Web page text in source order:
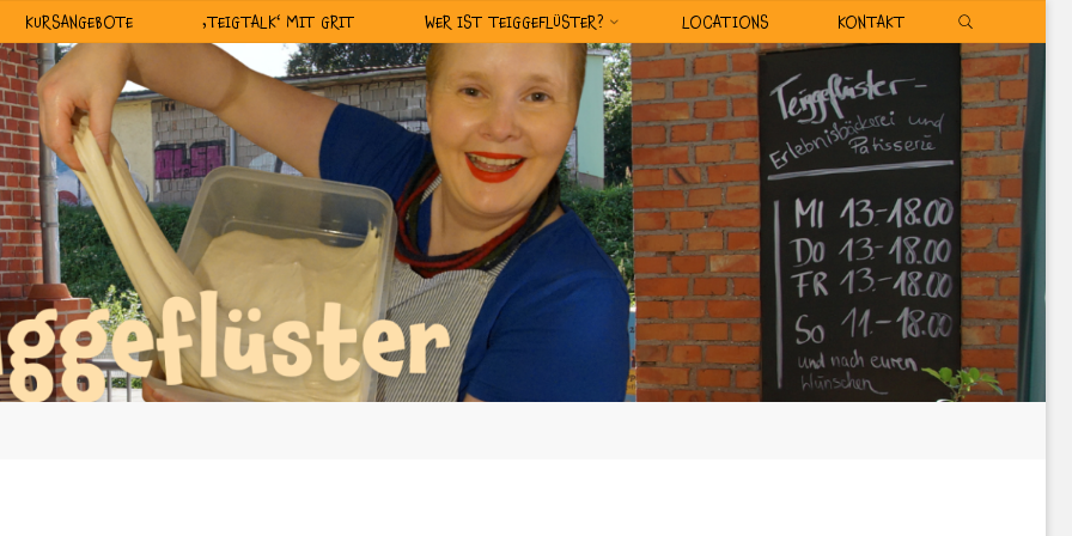
KURSANGEBOTE ‚TEIGTALK‘ MIT GRIT WER IST TEIGGEFLÜSTER? LOCATIONS KONTAKT